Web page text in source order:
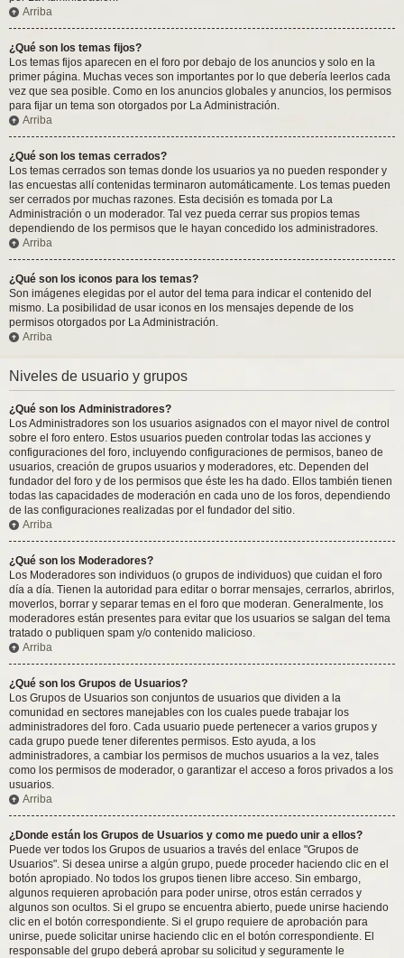
Arriba
¿Qué son los temas fijos?
Los temas fijos aparecen en el foro por debajo de los anuncios y solo en la
primer página. Muchas veces son importantes por lo que debería leerlos cada
vez que sea posible. Como en los anuncios globales y anuncios, los permisos
para fijar un tema son otorgados por La Administración.
Arriba
¿Qué son los temas cerrados?
Los temas cerrados son temas donde los usuarios ya no pueden responder y
las encuestas allí contenidas terminaron automáticamente. Los temas pueden
ser cerrados por muchas razones. Esta decisión es tomada por La
Administración o un moderador. Tal vez pueda cerrar sus propios temas
dependiendo de los permisos que le hayan concedido los administradores.
Arriba
¿Qué son los iconos para los temas?
Son imágenes elegidas por el autor del tema para indicar el contenido del
mismo. La posibilidad de usar iconos en los mensajes depende de los
permisos otorgados por La Administración.
Arriba
Niveles de usuario y grupos
¿Qué son los Administradores?
Los Administradores son los usuarios asignados con el mayor nivel de control
sobre el foro entero. Estos usuarios pueden controlar todas las acciones y
configuraciones del foro, incluyendo configuraciones de permisos, baneo de
usuarios, creación de grupos usuarios y moderadores, etc. Dependen del
fundador del foro y de los permisos que éste les ha dado. Ellos también tienen
todas las capacidades de moderación en cada uno de los foros, dependiendo
de las configuraciones realizadas por el fundador del sitio.
Arriba
¿Qué son los Moderadores?
Los Moderadores son individuos (o grupos de individuos) que cuidan el foro
día a día. Tienen la autoridad para editar o borrar mensajes, cerrarlos, abrirlos,
moverlos, borrar y separar temas en el foro que moderan. Generalmente, los
moderadores están presentes para evitar que los usuarios se salgan del tema
tratado o publiquen spam y/o contenido malicioso.
Arriba
¿Qué son los Grupos de Usuarios?
Los Grupos de Usuarios son conjuntos de usuarios que dividen a la
comunidad en sectores manejables con los cuales puede trabajar los
administradores del foro. Cada usuario puede pertenecer a varios grupos y
cada grupo puede tener diferentes permisos. Esto ayuda, a los
administradores, a cambiar los permisos de muchos usuarios a la vez, tales
como los permisos de moderador, o garantizar el acceso a foros privados a los
usuarios.
Arriba
¿Donde están los Grupos de Usuarios y como me puedo unir a ellos?
Puede ver todos los Grupos de usuarios a través del enlace "Grupos de
Usuarios". Si desea unirse a algún grupo, puede proceder haciendo clic en el
botón apropiado. No todos los grupos tienen libre acceso. Sin embargo,
algunos requieren aprobación para poder unirse, otros están cerrados y
algunos son ocultos. Si el grupo se encuentra abierto, puede unirse haciendo
clic en el botón correspondiente. Si el grupo requiere de aprobación para
unirse, puede solicitar unirse haciendo clic en el botón correspondiente. El
responsable del grupo deberá aprobar su solicitud y seguramente le